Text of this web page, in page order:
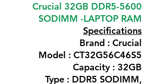
Crucial 32GB DDR5-5600
SODIMM -LAPTOP RAM
Specifications
Brand : Crucial
Model : CT32G56C46S5
Capacity : 32GB
Type : DDR5 SODIMM,